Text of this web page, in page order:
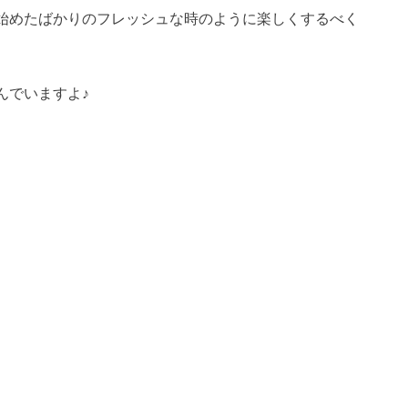
たばかりのフレッシュな時のように楽しくするべく
でいますよ♪